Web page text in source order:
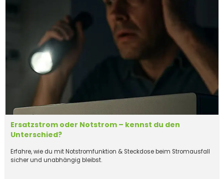
Ersatzstrom oder Notstrom – kennst du den
Unterschied?
Erfahre, wie du mit Notstromfunktion & Steckdose beim Stromausfall
sicher und unabhängig bleibst.